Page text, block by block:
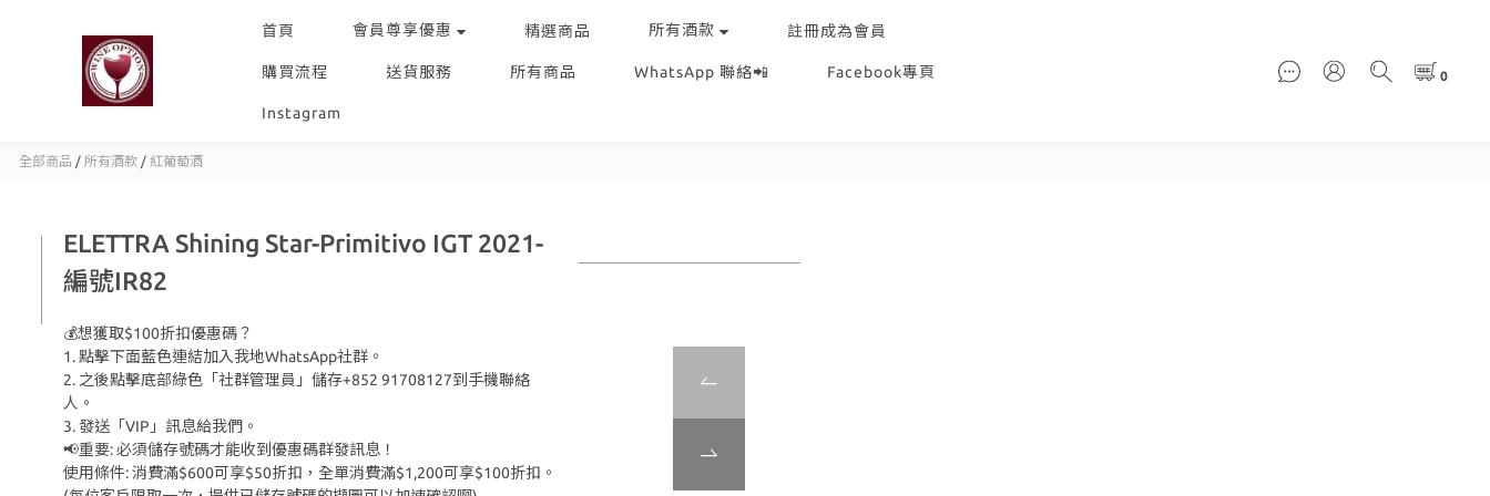
首頁 會員尊享優惠 精選商品 所有酒款 註冊成為會員
購買流程 送貨服務 所有商品 WhatsApp 聯絡📲 Facebook專頁
Instagram
全部商品 / 所有酒款 / 紅葡萄酒
ELETTRA Shining Star-Primitivo IGT 2021-
編號IR82
💰想獲取$100折扣優惠碼？
1. 點擊下面藍色連結加入我地WhatsApp社群。
2. 之後點擊底部綠色「社群管理員」儲存+852 91708127到手機聯絡
人。
3. 發送「VIP」訊息給我們。
📢重要: 必須儲存號碼才能收到優惠碼群發訊息！
使用條件: 消費滿$600可享$50折扣，全單消費滿$1,200可享$100折扣。